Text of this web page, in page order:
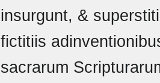
insurgunt, &
fictitiis
sacrarum